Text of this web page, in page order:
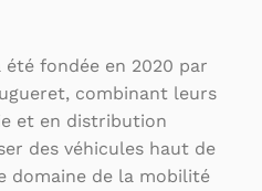
fondée en 2020 par
combinant leurs
et en distribution
des véhicules haut de
domaine de la mobilité